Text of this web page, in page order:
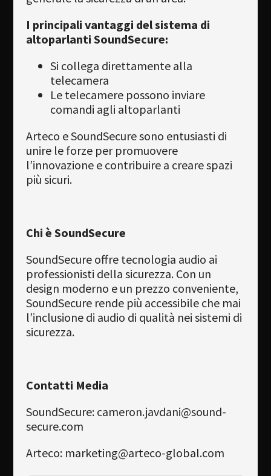
I principali vantaggi del sistema di
altoparlanti SoundSecure:
Si collega direttamente alla
telecamera
Le telecamere possono inviare
comandi agli altoparlanti
Arteco e SoundSecure sono entusiasti di
unire le forze per promuovere
l’innovazione e contribuire a creare spazi
più sicuri.
Chi è SoundSecure
SoundSecure offre tecnologia audio ai
professionisti della sicurezza. Con un
design moderno e un prezzo conveniente,
SoundSecure rende più accessibile che mai
l’inclusione di audio di qualità nei sistemi di
sicurezza.
Contatti Media
SoundSecure: cameron.javdani@sound-
secure.com
Arteco: marketing@arteco-global.com